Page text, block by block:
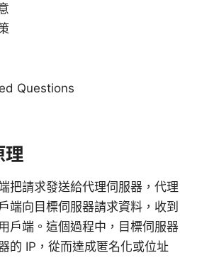
Questions
理
把請求發送給代理伺服器，代理
端向目標伺服器請求資料，收到
戶端。這個過程中，目標伺服器
的 IP，從而達成匿名化或位址